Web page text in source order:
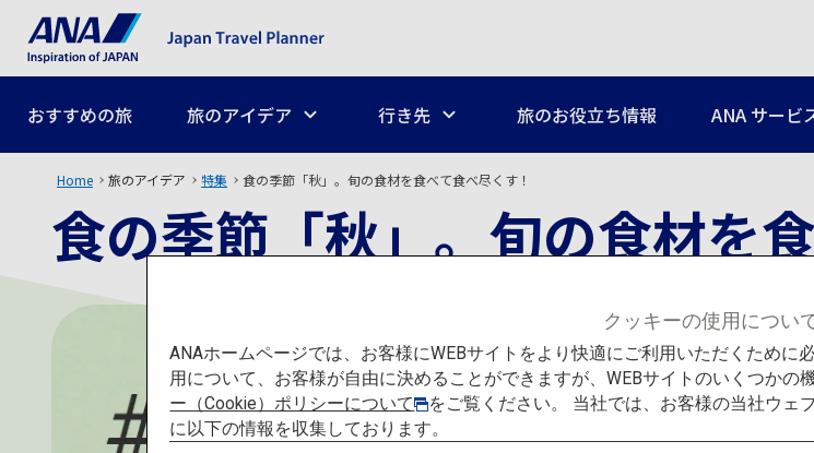
おすすめの旅 旅のアイデア 行き先 旅のお役立ち情報 ANA サービ
Home 旅のアイデア 特集 食の季節「秋」。旬の食材を食べて食べ尽くす！
食の季節「秋」。旬の食材を
クッキーの使用につい
ANAホームページでは、お客様にWEBサイトをより快適にご利用いただくため
用について、お客様が自由に決めることができますが、WEBサイトのいくつか
ー（Cookie）ポリシーについて
をご覧ください。 当社では、お客様の当社ウェ
に以下の情報を収集しております。